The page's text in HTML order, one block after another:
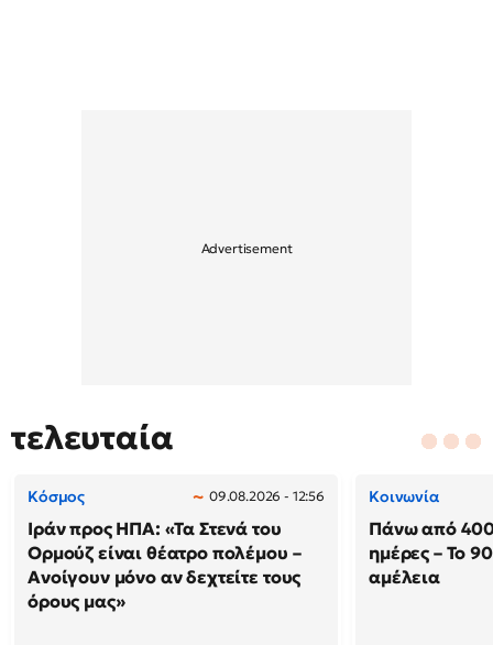
τελευταία
Κόσμος 09.08.2026 - 12:56
Ιράν προς ΗΠΑ: «Τα Στενά του
Ορμούζ είναι θέατρο πολέμου –
Ανοίγουν μόνο αν δεχτείτε τους
όρους μας»
Κοινωνία
Πάνω από
ημέρες – Το
αμέλεια